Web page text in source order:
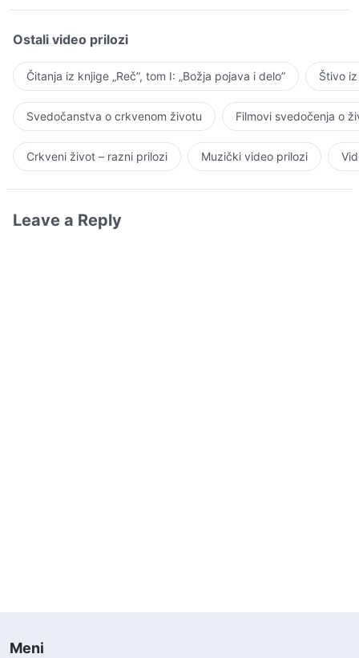
Ostali video prilozi
Čitanja iz knjige „Reč”, tom I: „Božja pojava i delo” Štivo
Svedočanstva o crkvenom životu Filmovi svedočenja o
Crkveni život – razni prilozi Muzički video prilozi
Leave a Reply
Meni